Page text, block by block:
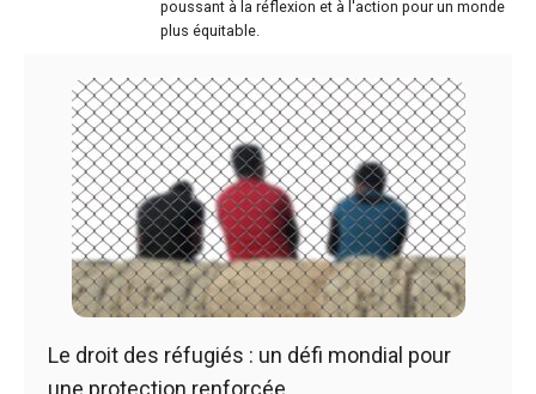
poussant à la réflexion et à l'action pour un monde
plus équitable.
Le droit des réfugiés : un défi mondial pour
une protection renforcée